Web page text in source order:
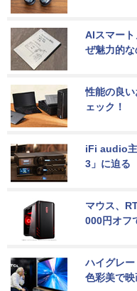
AIスマー
ぜ魅力的な
性能の良
ェック！
iFi audio
3」に迫る
マウス、
000円オフ
ハイグレ
色彩美で